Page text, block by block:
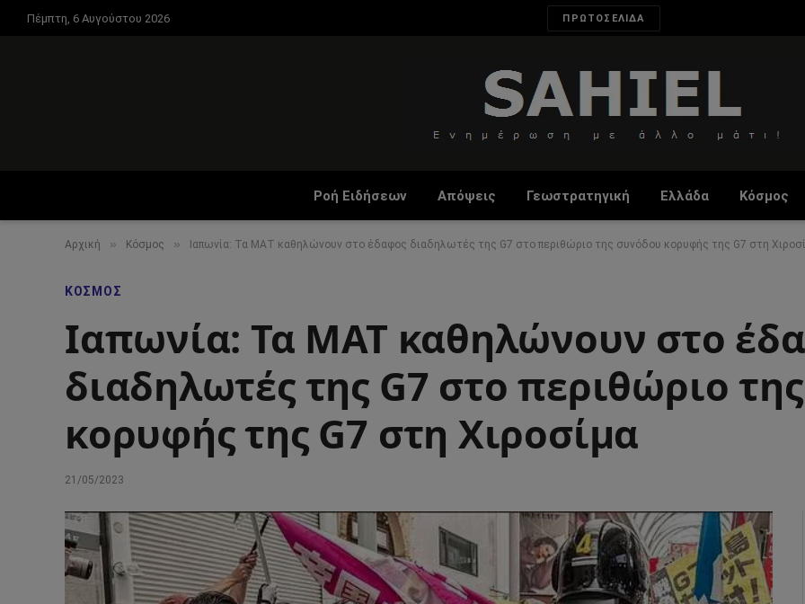
Πέμπτη, 6 Αυγούστου 2026 ΠΡΩΤΟΣΕΛΙΔΑ
Ροή Ειδήσεων Απόψεις Γεωστρατηγική Ελλάδα Κόσμος
Αρχική » Κόσμος » Ιαπωνία: Τα ΜΑΤ καθηλώνουν στο έδαφος διαδηλωτές της G7 στο περιθώριο της συνόδου κορυφής της G7 στη
ΚΌΣΜΟΣ
Ιαπωνία: Τα ΜΑΤ καθηλώνουν στο
διαδηλωτές της G7 στο περιθώριο
κορυφής της G7 στη Χιροσίμα
21/05/2023